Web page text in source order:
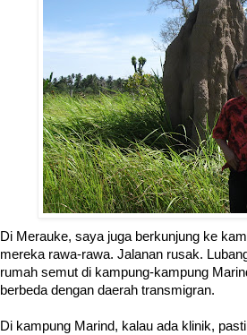
Di Merauke, saya juga berkunjung ke
mereka rawa-rawa. Jalanan rusak.
rumah semut di kampung-kampung
berbeda dengan daerah transmigran.
Di kampung Marind, kalau ada klinik,